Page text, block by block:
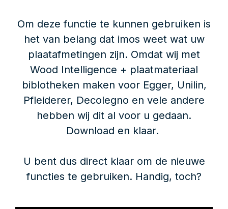
Om deze functie te kunnen gebruiken is
het van belang dat imos weet wat uw
plaatafmetingen zijn. Omdat wij met
Wood Intelligence + plaatmateriaal
biblotheken maken voor Egger, Unilin,
Pfleiderer, Decolegno en vele andere
hebben wij dit al voor u gedaan.
Download en klaar.
U bent dus direct klaar om de nieuwe
functies te gebruiken. Handig, toch?